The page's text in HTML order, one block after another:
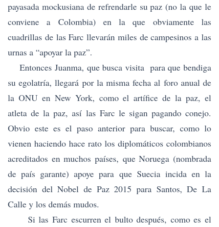
payasada mockusiana de refrendarle su paz (no la que le
conviene a Colombia) en la que obviamente las
cuadrillas de las Farc llevarán miles de campesinos a las
urnas a “apoyar la paz”.
Entonces Juanma, que busca visita para que bendiga
su egolatría, llegará por la misma fecha al foro anual de
la ONU en New York, como el artífice de la paz, el
atleta de la paz, así las Farc le sigan pagando conejo.
Obvio este es el paso anterior para buscar, como lo
vienen haciendo hace rato los diplomáticos colombianos
acreditados en muchos países, que Noruega (nombrada
de país garante) apoye para que Suecia incida en la
decisión del Nobel de Paz 2015 para Santos, De La
Calle y los demás mudos.
Si las Farc escurren el bulto después, como es el